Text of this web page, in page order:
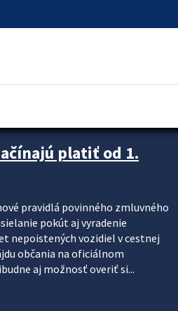
platiť od 1.
pravidlá povinného zmluvného
pokút aj vyradenie
nepoistených vozidiel v cestnej
občania na oficiálnom
aj možnosť overiť si...